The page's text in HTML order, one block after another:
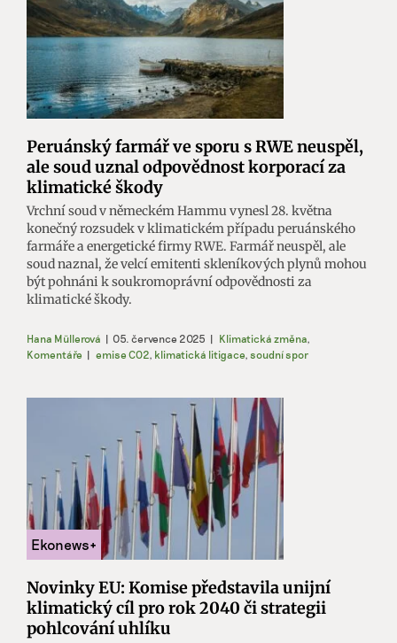
Peruánský farmář ve sporu s RWE neuspěl,
ale soud uznal odpovědnost korporací za
klimatické škody
Vrchní soud v německém Hammu vynesl 28. května
konečný rozsudek v klimatickém případu peruánského
farmáře a energetické firmy RWE. Farmář neuspěl, ale
soud naznal, že velcí emitenti skleníkových plynů mohou
být pohnáni k soukromoprávní odpovědnosti za
klimatické škody.
Hana Müllerová | 05. července 2025 | Klimatická změna,
Komentáře | emise CO2, klimatická litigace, soudní spor
Novinky EU: Komise představila unijní
klimatický cíl pro rok 2040 či strategii
pohlcování uhlíku